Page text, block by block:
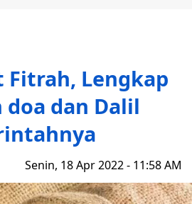
Fitrah, Lengkap
doa dan Dalil
Senin, 18 Apr 2022 - 11:58 AM